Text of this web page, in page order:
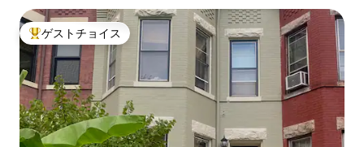
大好評のゲストチョイスです。
ゲストチョイス